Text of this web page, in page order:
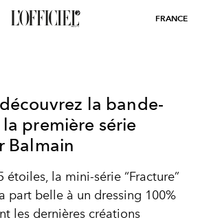
FRANCE
la bande-
première série
Balmain
étoiles, la mini-série “Fracture”
part belle à un dressing 100%
les dernières créations